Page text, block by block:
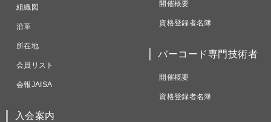
組織図
沿革
所在地
会員リスト
会報JAISA
入会案内
開催概要
資格登録者名簿
バーコード専門技術者
開催概要
資格登録者名簿